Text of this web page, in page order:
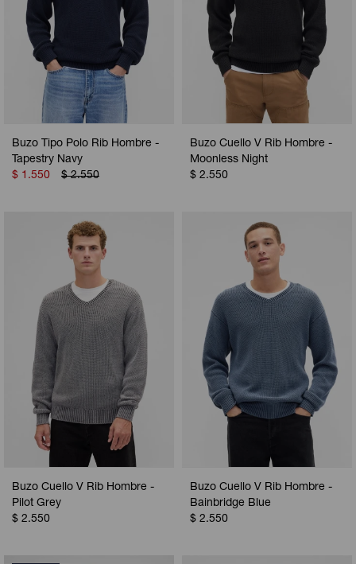
Buzo Tipo Polo Rib Hombre -
Tapestry Navy
$ 1.550 $ 2.550
Buzo Cuello V Rib Hombre -
Moonless Night
$ 2.550
Buzo Cuello V Rib Hombre -
Pilot Grey
$ 2.550
Buzo Cuello V Rib Hombre -
Bainbridge Blue
$ 2.550